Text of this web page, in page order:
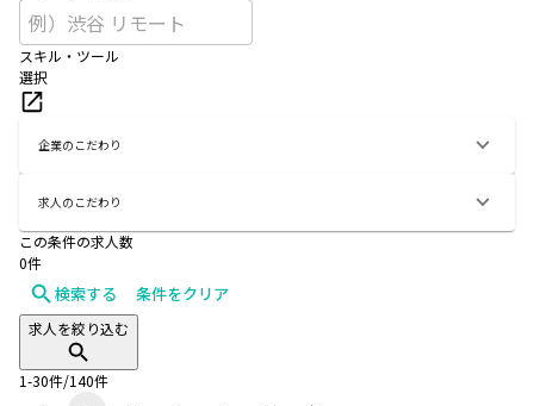
スキル・ツール
選択
企業のこだわり
求人のこだわり
この条件の求人数
0件
検索する 条件をクリア
求人を絞り込む
1-30件/140件